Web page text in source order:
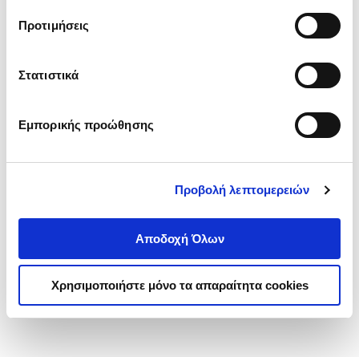
Προτιμήσεις
Στατιστικά
Εμπορικής προώθησης
Προβολή λεπτομερειών
Αποδοχή Όλων
Χρησιμοποιήστε μόνο τα απαραίτητα cookies